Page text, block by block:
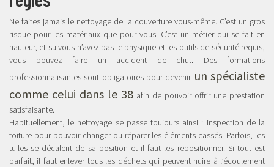
Ne faites jamais le nettoyage de la couverture vous-même. C’est un gros
risque pour les matériaux que pour vous. C’est un métier qui se fait en
hauteur, et su vous n’avez pas le physique et les outils de sécurité requis,
vous pouvez faire un accident de chut. Des formations
professionnalisantes sont obligatoires pour devenirun spécialiste
comme celui dans le 38 afin de pouvoir offrir une prestation
satisfaisante.
Habituellement, le nettoyage se passe toujours ainsi : inspection de la
toiture pour pouvoir changer ou réparer les éléments cassés. Parfois, les
tuiles se décalent de sa position et il faut les repositionner. Si tout est
parfait, il faut enlever tous les déchets qui peuvent nuire à l’écoulement